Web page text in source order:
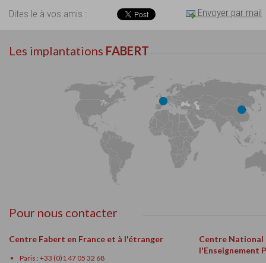
Dites le à vos amis : Envoyer par mail
Les implantations FABERT
Pour nous contacter
Centre Fabert en France et à l'étranger
Paris : +33 (0)1 47 05 32 68
Centre National
l'Enseignement